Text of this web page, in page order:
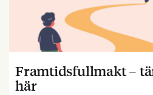
Framtidsfullmakt –
här